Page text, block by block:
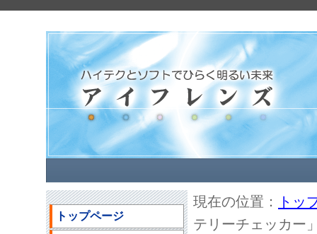
現在の位置：
トッ
テリーチェッカー
トップページ